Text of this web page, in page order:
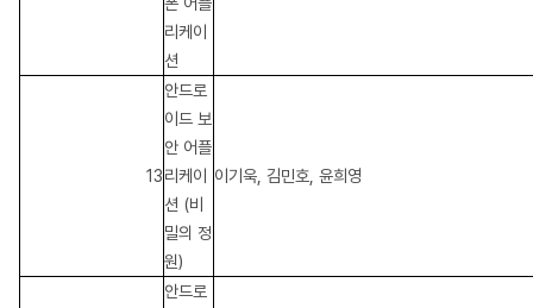
리케이
션
13
안드로
이드 보
안 어플
리케이
션 (비
밀의 정
원)
이기욱, 김민호, 윤희영
안드로